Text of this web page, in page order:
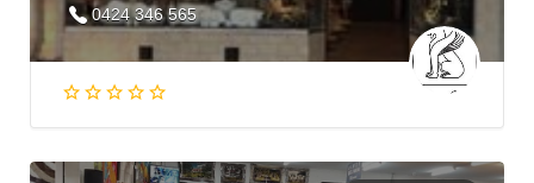
0424 346 565